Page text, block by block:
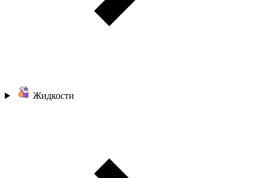
Жидкости